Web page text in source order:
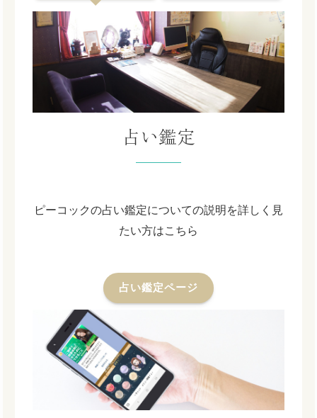
占い鑑定
ピーコックの占い鑑定についての説明を詳しく見
たい方はこちら
占い鑑定ページ